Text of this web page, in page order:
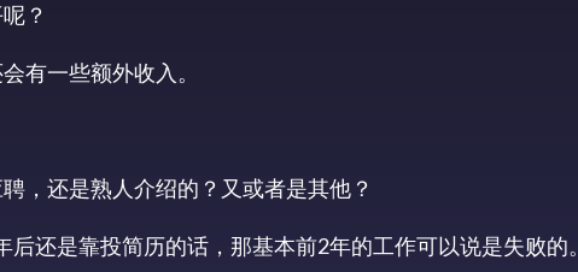
？
有一些额外收入。
，还是熟人介绍的？又或者是其他？
还是靠投简历的话，那基本前2年的工作可以说是失败的。